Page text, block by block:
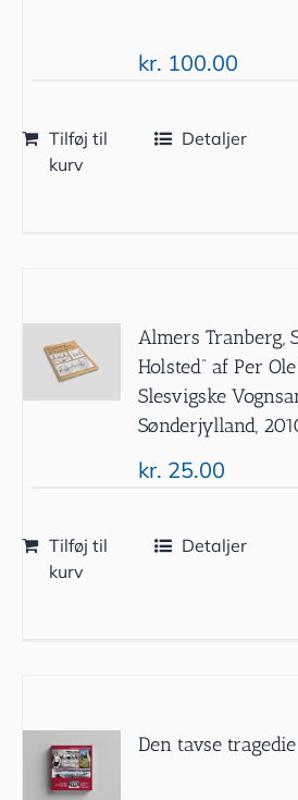
kr. 100.00
Tilføj til
kurv
Detaljer
Almers Tranberg,
Holsted” af Per
Slesvigske
Sønderjylland,
kr. 25.00
Tilføj til
kurv
Detaljer
Den tavse tragedie